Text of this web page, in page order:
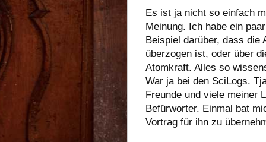
Es ist ja nicht so einfach
Meinung. Ich habe ein
Beispiel darüber, dass die
überzogen ist, oder über
Atomkraft. Alles so
War ja bei den SciLogs.
Freunde und viele meiner
Befürworter. Einmal bat
Vortrag für ihn zu